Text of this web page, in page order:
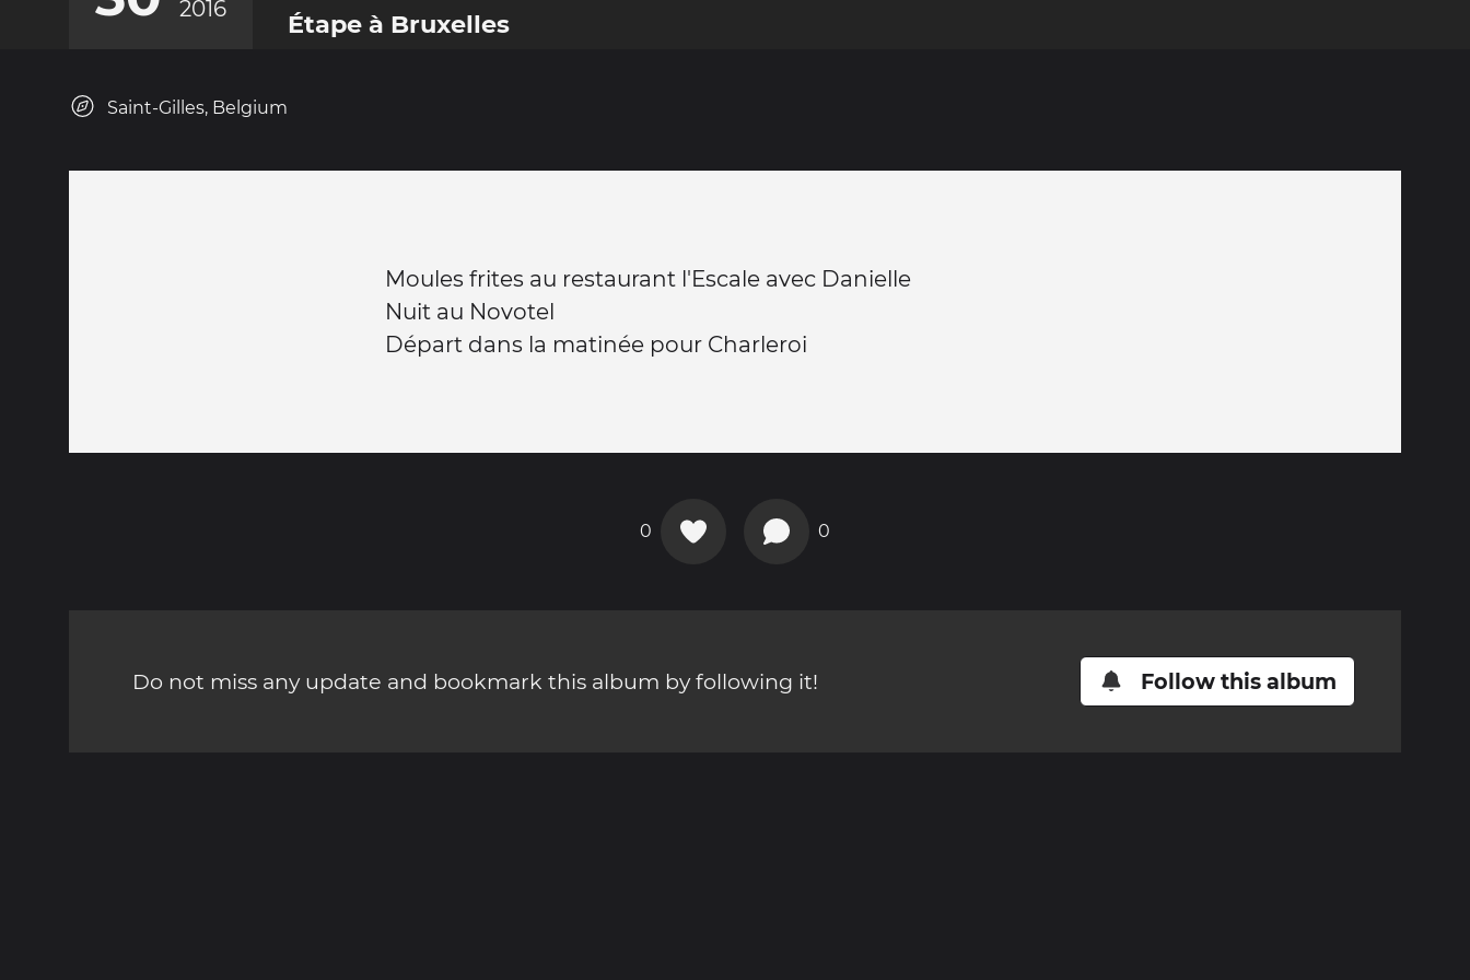
2016 Étape à Bruxelles
Saint-Gilles, Belgium
Moules frites au restaurant l'Escale avec Danielle
Nuit au Novotel
Départ dans la matinée pour Charleroi
0 0
Do not miss any update and bookmark this album by following it! Follow this album